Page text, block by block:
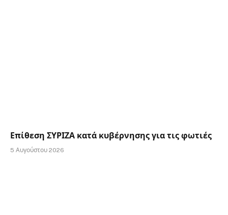
Επίθεση ΣΥΡΙΖΑ κατά κυβέρνησης για τις φωτιές
5 Αυγούστου 2026